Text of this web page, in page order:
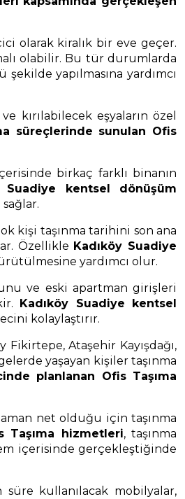
olarak kiralık bir eve geçer.
olabilir. Bu tür durumlarda
yapılmasına yardımcı
kırılabilecek eşyaların özel
süreçlerinde sunulan Ofis
birkaç farklı binanın
Suadiye kentsel dönüşüm
kişi taşınma tarihini son ana
Özellikle Kadıköy Suadiye
yardımcı olur.
ve eski apartman girişleri
Kadıköy Suadiye kentsel
kolaylaştırır.
Ataşehir Kayışdağı,
yaşayan kişiler taşınma
planlanan Ofis Taşıma
net olduğu için taşınma
Taşıma hizmetleri, taşınma
içerisinde gerçekleştiğinde
kullanılacak mobilyalar,